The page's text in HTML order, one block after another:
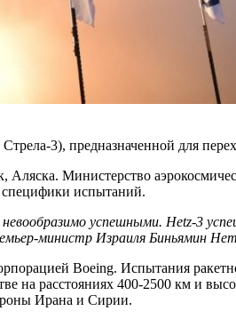
3), предназначенной для
Аляска. Министерство
специфики испытаний.
успешными. Hetz-3
министр Израиля Биньямин
Boeing. Испытания
на расстояниях 400-2500 км и
Ирана и Сирии.